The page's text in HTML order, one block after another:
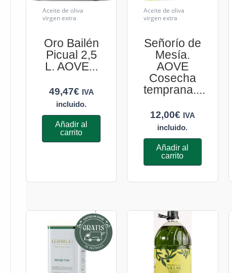
Aceite de oliva
virgen extra
Oro Bailén
Picual 2,5
L. AOVE...
49,47€ IVA
incluido.
Añadir al
carrito
Aceite de oliva
virgen extra
Señorío de
Mesía.
AOVE
Cosecha
temprana....
12,00€ IVA
incluido.
Añadir al
carrito